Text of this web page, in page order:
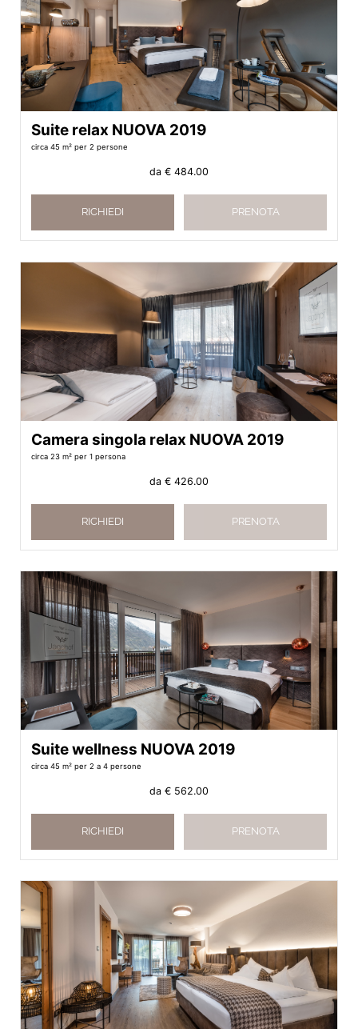
Suite relax NUOVA 2019
circa 45 m² per 2 persone
da € 484.00
RICHIEDI PRENOTA
Camera singola relax NUOVA 2019
circa 23 m² per 1 persona
da € 426.00
RICHIEDI PRENOTA
Suite wellness NUOVA 2019
circa 45 m² per 2 a 4 persone
da € 562.00
RICHIEDI PRENOTA